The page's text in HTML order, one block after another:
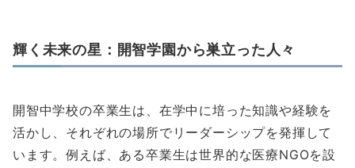
輝く未来の星：開智学園から巣立った人々
開智中学校の卒業生は、在学中に培った知識や経験を
活かし、それぞれの場所でリーダーシップを発揮して
います。例えば、ある卒業生は世界的な医療NGOを設